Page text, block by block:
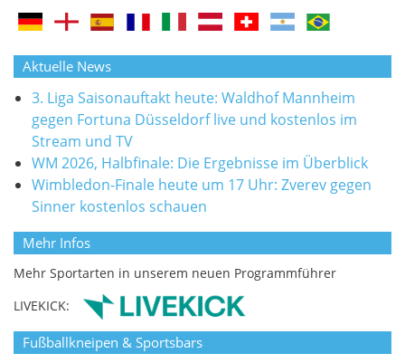
Aktuelle News
3. Liga Saisonauftakt heute: Waldhof Mannheim
gegen Fortuna Düsseldorf live und kostenlos im
Stream und TV
WM 2026, Halbfinale: Die Ergebnisse im Überblick
Wimbledon-Finale heute um 17 Uhr: Zverev gegen
Sinner kostenlos schauen
Mehr Infos
Mehr Sportarten in unserem neuen Programmführer
LIVEKICK:
Fußballkneipen & Sportsbars